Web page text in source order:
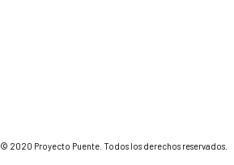
© 2020 Proyecto Puente. Todos los derechos reservados.